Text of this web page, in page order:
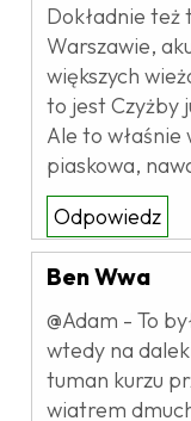
Dokładnie też
Warszawie,
większych
to jest Czyżby
Ale to właśnie
piaskowa,
Odpowiedz
Ben Wwa
@Adam - To
wtedy na
tuman kurzu
wiatrem